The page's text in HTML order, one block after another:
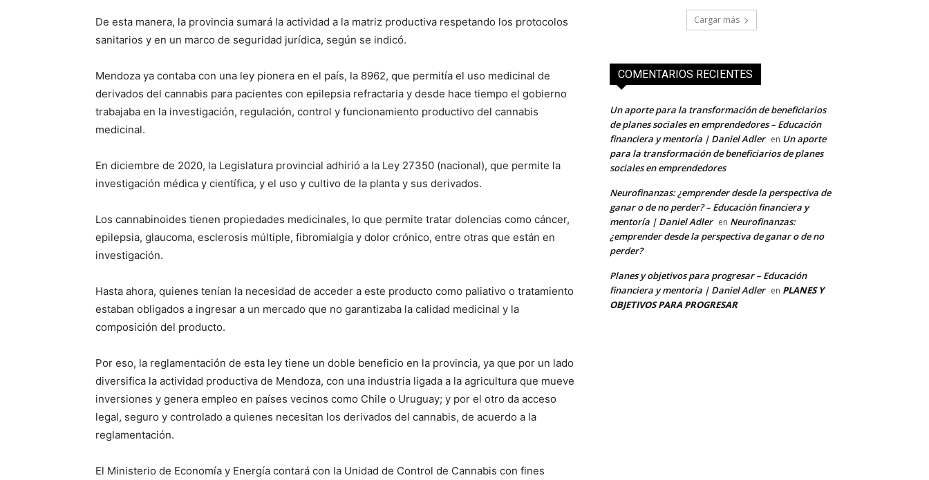
De esta manera, la provincia sumará la actividad a la matriz productiva respetando los protocolos
sanitarios y en un marco de seguridad jurídica, según se indicó.
Mendoza ya contaba con una ley pionera en el país, la 8962, que permitía el uso medicinal de
derivados del cannabis para pacientes con epilepsia refractaria y desde hace tiempo el gobierno
trabajaba en la investigación, regulación, control y funcionamiento productivo del cannabis
medicinal.
En diciembre de 2020, la Legislatura provincial adhirió a la Ley 27350 (nacional), que permite la
investigación médica y científica, y el uso y cultivo de la planta y sus derivados.
Los cannabinoides tienen propiedades medicinales, lo que permite tratar dolencias como cáncer,
epilepsia, glaucoma, esclerosis múltiple, fibromialgia y dolor crónico, entre otras que están en
investigación.
Hasta ahora, quienes tenían la necesidad de acceder a este producto como paliativo o tratamiento
estaban obligados a ingresar a un mercado que no garantizaba la calidad medicinal y la
composición del producto.
Por eso, la reglamentación de esta ley tiene un doble beneficio en la provincia, ya que por un lado
diversifica la actividad productiva de Mendoza, con una industria ligada a la agricultura que mueve
inversiones y genera empleo en países vecinos como Chile o Uruguay; y por el otro da acceso
legal, seguro y controlado a quienes necesitan los derivados del cannabis, de acuerdo a la
reglamentación.
El Ministerio de Economía y Energía contará con la Unidad de Control de Cannabis con fines
Cargar más
COMENTARIOS RECIENTES
Un aporte para la transformación de beneficiarios
de planes sociales en emprendedores – Educación
financiera y mentoría | Daniel Adler en Un aporte
para la transformación de beneficiarios de planes
sociales en emprendedores
Neurofinanzas: ¿emprender desde la perspectiva de
ganar o de no perder? – Educación financiera y
mentoría | Daniel Adler en Neurofinanzas:
¿emprender desde la perspectiva de ganar o de no
perder?
Planes y objetivos para progresar – Educación
financiera y mentoría | Daniel Adler en PLANES Y
OBJETIVOS PARA PROGRESAR